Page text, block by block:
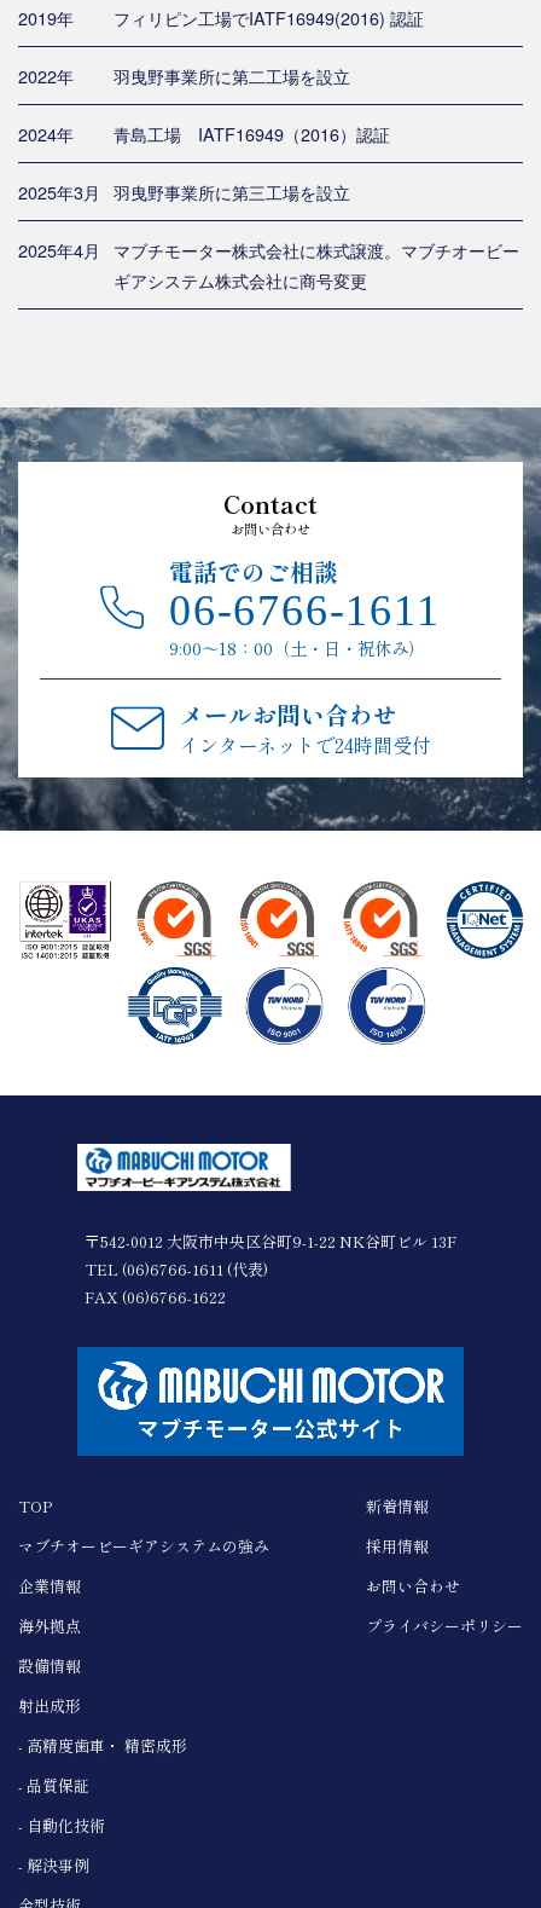
2019年 フィリピン工場でIATF16949(2016) 認証
2022年 羽曳野事業所に第二工場を設立
2024年 青島工場 IATF16949（2016）認証
2025年3月 羽曳野事業所に第三工場を設立
2025年4月
マブチモーター株式会社に株式譲渡。マブチオービー
ギアシステム株式会社に商号変更
Contact
お問い合わせ
電話でのご相談
06-6766-1611
9:00〜18：00（土・日・祝休み）
メールお問い合わせ
インターネットで24時間受付
〒542-0012 大阪市中央区谷町9-1-22 NK谷町ビル 13F
TEL (06)6766-1611 (代表)
FAX (06)6766-1622
TOP
マブチオービーギア システムの強み
企業情報
海外拠点
設備情報
射出成形
- 高精度歯車・ 精密成形
- 品質保証
- 自動化技術
- 解決事例
新着情報
採用情報
お問い合わせ
プライバシーポリシー